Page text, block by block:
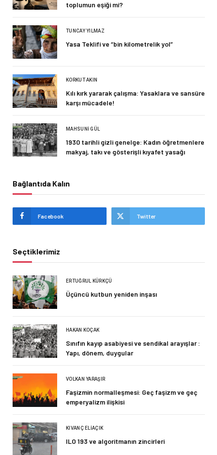
toplumun eşiği mi?
TUNCAY YILMAZ
Yasa Teklifi ve “bin kilometrelik yol”
KORKUT AKIN
Kılı kırk yararak çalışma: Yasaklara ve sansüre
karşı mücadele!
MAHSUNI GÜL
1930 tarihli gizli genelge: Kadın öğretmenlere
makyaj, takı ve gösterişli kıyafet yasağı
Bağlantıda Kalın
Facebook Twitter
Seçtiklerimiz
ERTUĞRUL KÜRKÇÜ
Üçüncü kutbun yeniden inşası
HAKAN KOÇAK
Sınıfın kayıp asabiyesi ve sendikal arayışlar :
Yapı, dönem, duygular
VOLKAN YARAŞIR
Faşizmin normalleşmesi: Geç faşizm ve geç
emperyalizm ilişkisi
KIVANÇ ELIAÇIK
ILO 193 ve algoritmanın zincirleri